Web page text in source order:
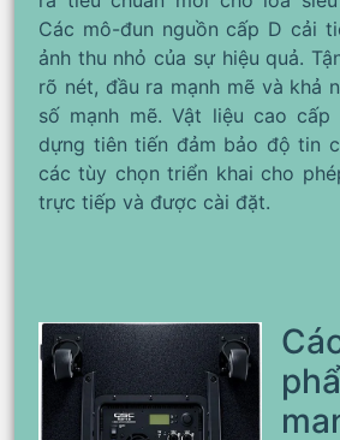
Các mô-đun nguồn cấp D cải
ảnh thu nhỏ của sự hiệu quả.
rõ nét, đầu ra mạnh mẽ và khả
số mạnh mẽ. Vật liệu cao
dựng tiên tiến đảm bảo độ tin
các tùy chọn triển khai cho
trực tiếp và được cài đặt.